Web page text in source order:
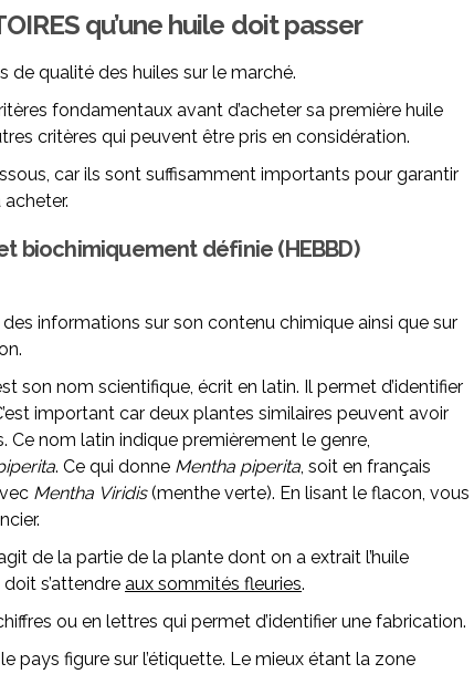
qu’une huile doit passer
de qualité des huiles sur le marché.
fondamentaux avant d’acheter sa première huile
critères qui peuvent être pris en considération.
car ils sont suffisamment importants pour garantir
acheter.
biochimiquement définie (HEBBD)
informations sur son contenu chimique ainsi que sur
son nom scientifique, écrit en latin. Il permet d’identifier
important car deux plantes similaires peuvent avoir
nom latin indique premièrement le genre,
. Ce qui donne Mentha piperita, soit en français
Mentha Viridis(menthe verte). En lisant le flacon, vous
de la partie de la plante dont on a extrait l’huile
s’attendre aux sommités fleuries.
ou en lettres qui permet d’identifier une fabrication.
pays figure sur l’étiquette. Le mieux étant la zone